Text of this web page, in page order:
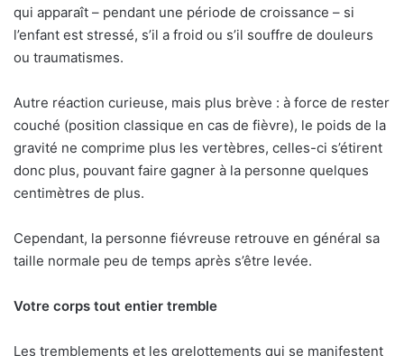
qui apparaît – pendant une période de croissance – si
l’enfant est stressé, s’il a froid ou s’il souffre de douleurs
ou traumatismes.
Autre réaction curieuse, mais plus brève : à force de rester
couché (position classique en cas de fièvre), le poids de la
gravité ne comprime plus les vertèbres, celles-ci s’étirent
donc plus, pouvant faire gagner à la personne quelques
centimètres de plus.
Cependant, la personne fiévreuse retrouve en général sa
taille normale peu de temps après s’être levée.
Votre corps tout entier tremble
Les tremblements et les grelottements qui se manifestent